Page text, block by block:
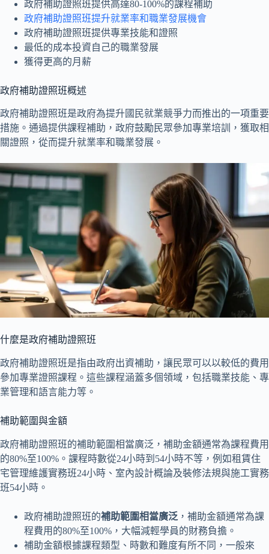
政府補助證照班提供高達80-100%的課程補助
政府補助證照班提升就業率和職業發展機會
政府補助證照班提供專業技能和證照
最低的成本投資自己的職業發展
獲得更高的月薪
政府補助證照班概述
政府補助證照班是政府為提升國民就業競爭力而推出的一項重要
措施。通過提供課程補助，政府鼓勵民眾參加專業培訓，獲取相
關證照，從而提升就業率和職業發展。
什麼是政府補助證照班
政府補助證照班是指由政府出資補助，讓民眾可以以較低的費用
參加專業證照課程。這些課程涵蓋多個領域，包括職業技能、專
業管理和語言能力等。
補助範圍與金額
政府補助證照班的補助範圍相當廣泛，補助金額通常為課程費用
的80%至100%。課程時數從24小時到54小時不等，例如租賃住
宅管理維護實務班24小時、室內設計概論及裝修法規與施工實務
班54小時。
政府補助證照班的補助範圍相當廣泛 ，補助金額通常為課
程費用的80%至100%，大幅減輕學員的財務負擔。
補助金額根據課程類型、時數和難度有所不同，一般來